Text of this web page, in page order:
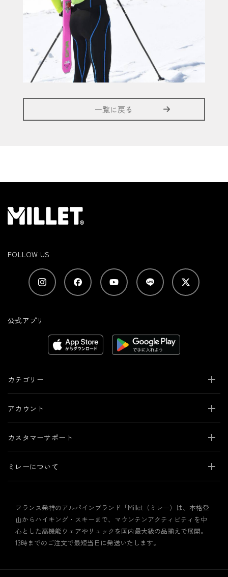
一覧に戻る
FOLLOW US
公式アプリ
カテゴリー
アカウント
カスタマーサポート
ミレーについて
フランス発祥のアルパインブランド「Millet（ミレー）は、本格登
山からハイキング・スキーまで、マウンテンアクティビティを中
心とした高機能ウェアやリュックを国内最大級の品揃えで展開。
13時までのご注文で最短当日に発送いたします。